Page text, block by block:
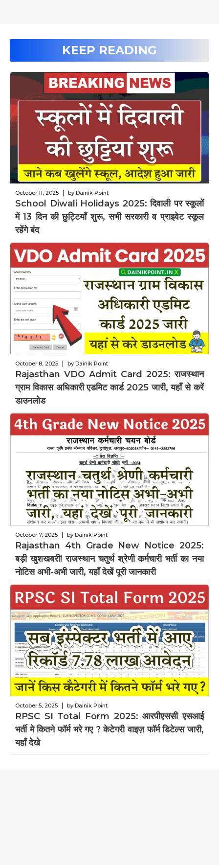
KEEP READING
October 11, 2025 by Dainik Point
School Diwali Holidays 2025: दिवाली पर स्कूलों
में 13 दिन की छुट्टियाँ शुरू, सभी सरकारी व प्राइवेट स्कूल
रहेंगे बंद
October 8, 2025 by Dainik Point
Rajasthan VDO Admit Card 2025: राजस्थान
ग्राम विकास अधिकारी एडमिट कार्ड 2025 जारी, यहाँ से करें
डाउनलोड
October 7, 2025 by Dainik Point
Rajasthan 4th Grade New Notice 2025:
बड़ी खुशखबरी! राजस्थान चतुर्थ श्रेणी कर्मचारी भर्ती का नया
नोटिस अभी-अभी जारी, यहाँ देखें पूरी जानकारी
October 5, 2025 by Dainik Point
RPSC SI Total Form 2025: आरपीएससी एसआई
भर्ती मे कितने फॉर्म भरे गए ? केटेगरी वाइज़ फॉर्म डिटेल्स जारी,
यहाँ देखे